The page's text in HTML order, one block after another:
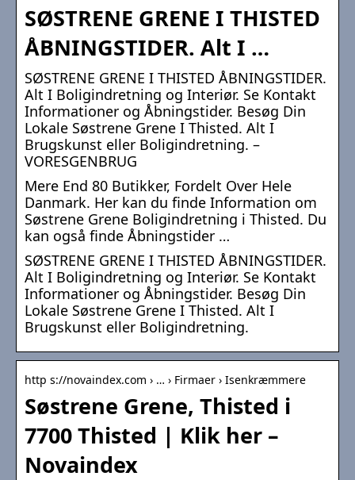
SØSTRENE GRENE I THISTED
ÅBNINGSTIDER. Alt I …
SØSTRENE GRENE I THISTED ÅBNINGSTIDER.
Alt I Boligindretning og Interiør. Se Kontakt
Informationer og Åbningstider. Besøg Din
Lokale Søstrene Grene I Thisted. Alt I
Brugskunst eller Boligindretning. –
VORESGENBRUG
Mere End 80 Butikker, Fordelt Over Hele
Danmark. Her kan du finde Information om
Søstrene Grene Boligindretning i Thisted​. Du
kan også finde Åbningstider …
SØSTRENE GRENE I THISTED ÅBNINGSTIDER.
Alt I Boligindretning og Interiør. Se Kontakt
Informationer og Åbningstider. Besøg Din
Lokale Søstrene Grene I Thisted. Alt I
Brugskunst eller Boligindretning.
http s://novaindex.com › … › Firmaer › Isenkræmmere
Søstrene Grene, Thisted i
7700 Thisted | Klik her –
Novaindex